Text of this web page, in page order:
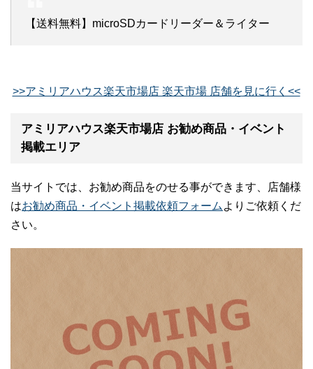
【送料無料】microSDカードリーダー＆ライター
>>アミリアハウス楽天市場店 楽天市場 店舗を見に行く<<
アミリアハウス楽天市場店 お勧め商品・イベント
掲載エリア
当サイトでは、お勧め商品をのせる事ができます、店舗様
はお勧め商品・イベント掲載依頼フォーム よりご依頼くだ
さい。